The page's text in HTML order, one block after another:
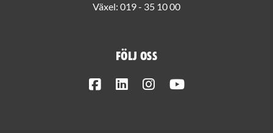
Växel: 019 - 35 10 00
Följ oss
FacebookLinkedInInstagram